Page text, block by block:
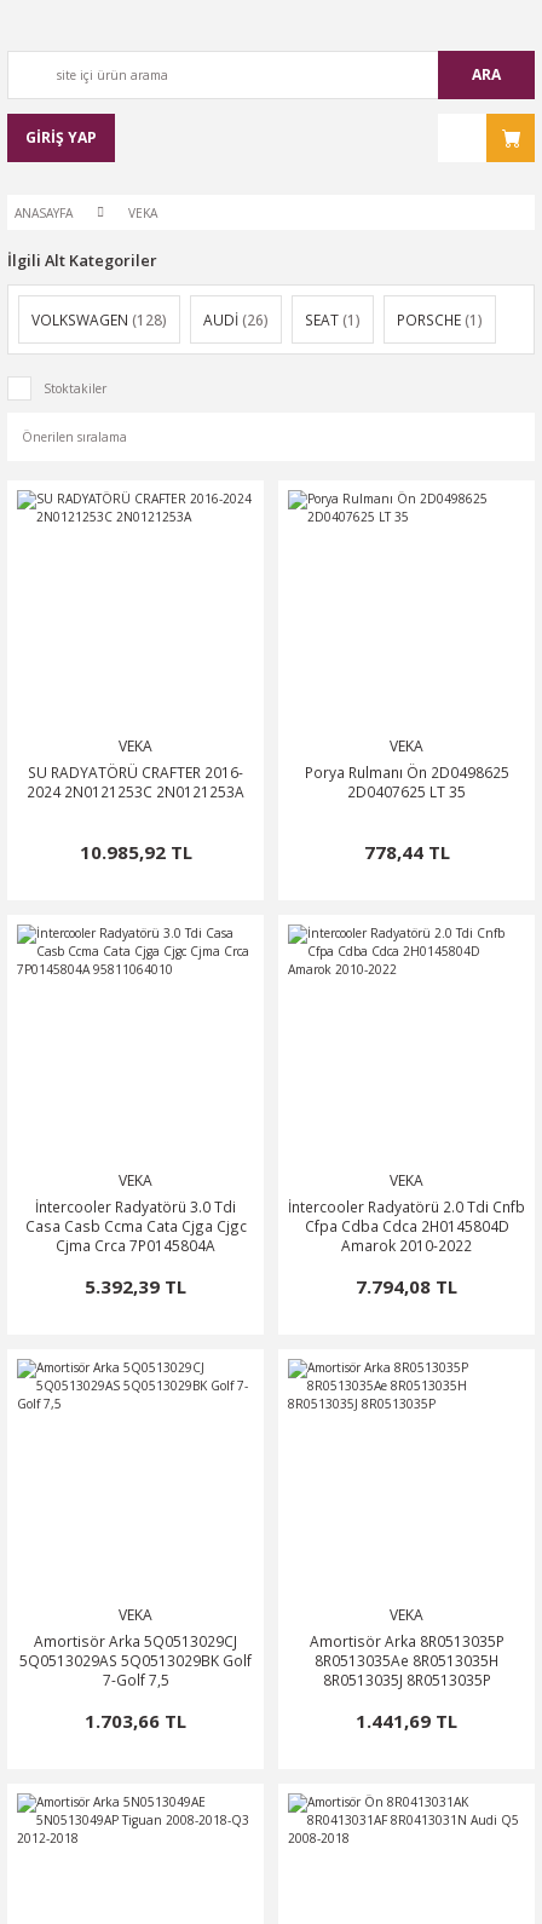
ARA
GİRİŞ YAP
ANASAYFA VEKA
İlgili Alt Kategoriler
VOLKSWAGEN (128) AUDİ (26) SEAT (1) PORSCHE (1)
Stoktakiler
VEKA
SU RADYATÖRÜ CRAFTER 2016-
2024 2N0121253C 2N0121253A
10.985,92 TL
VEKA
Porya Rulmanı Ön 2D0498625
2D0407625 LT 35
778,44 TL
VEKA
İntercooler Radyatörü 3.0 Tdi
Casa Casb Ccma Cata Cjga Cjgc
Cjma Crca 7P0145804A
5.392,39 TL
VEKA
İntercooler Radyatörü 2.0 Tdi Cnfb
Cfpa Cdba Cdca 2H0145804D
Amarok 2010-2022
7.794,08 TL
VEKA
Amortisör Arka 5Q0513029CJ
5Q0513029AS 5Q0513029BK Golf
7-Golf 7,5
1.703,66 TL
VEKA
Amortisör Arka 8R0513035P
8R0513035Ae 8R0513035H
8R0513035J 8R0513035P
1.441,69 TL